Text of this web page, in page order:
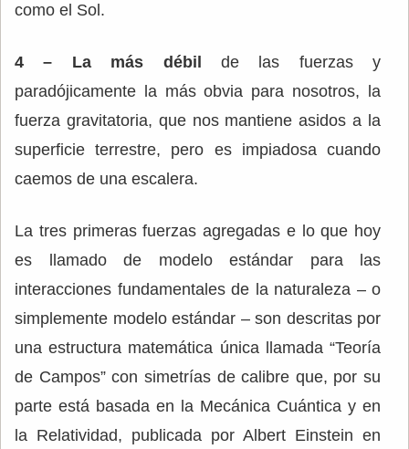
como el Sol.
4 – La más débil
de las fuerzas y
paradójicamente la más obvia para nosotros, la
fuerza gravitatoria, que nos mantiene asidos a la
superficie terrestre, pero es impiadosa cuando
caemos de una escalera.
La tres primeras fuerzas agregadas e lo que hoy
es llamado de modelo estándar para las
interacciones fundamentales de la naturaleza – o
simplemente modelo estándar – son descritas por
una estructura matemática única llamada “Teoría
de Campos” con simetrías de calibre que, por su
parte está basada en la Mecánica Cuántica y en
la Relatividad, publicada por Albert Einstein en